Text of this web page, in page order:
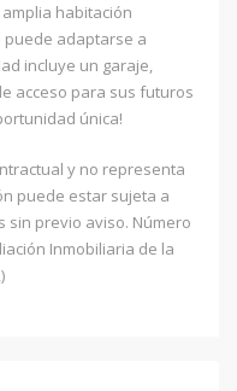
habitación
puede adaptarse a
incluye un garaje,
acceso para sus futuros
única!
y no representa
puede estar sujeta a
sin previo aviso. Número
Inmobiliaria de la